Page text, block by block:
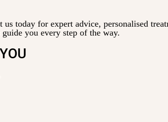
today for expert advice, personalised
you every step of the way.